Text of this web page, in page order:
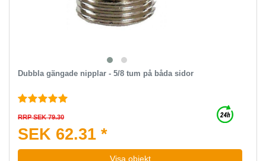
Dubbla gängade nipplar - 5/8 tum på båda sidor
RRP SEK 79.30
SEK 62.31 *
Visa objekt